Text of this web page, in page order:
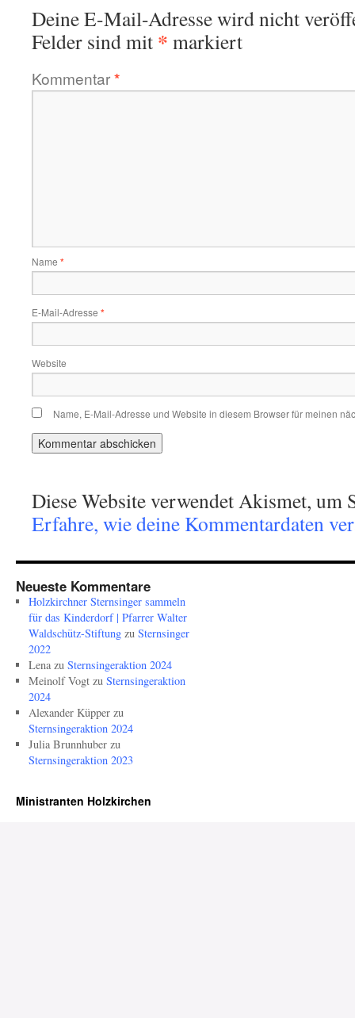
Deine E-Mail-Adresse wird nicht
Felder sind mit * markiert
Kommentar*
Name *
E-Mail-Adresse *
Website
Name, E-Mail-Adresse und Website in diesem Browser für meinen
Diese Website verwendet Akismet, um
Erfahre, wie deine Kommentardaten
Neueste Kommentare
Holzkirchner Sternsinger sammeln
für das Kinderdorf | Pfarrer Walter
Waldschütz-Stiftungzu Sternsinger
2022
Lenazu Sternsingeraktion 2024
Meinolf Vogtzu Sternsingeraktion
2024
Alexander Küpperzu
Sternsingeraktion 2024
Julia Brunnhuberzu
Sternsingeraktion 2023
Ministranten Holzkirchen